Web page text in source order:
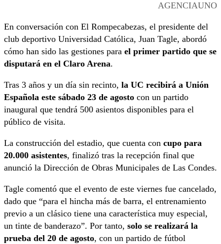
AGENCIAUNO
En conversación con El Rompecabezas, el presidente del
club deportivo Universidad Católica, Juan Tagle, abordó
cómo han sido las gestiones para el primer partido que se
disputará en el Claro Arena.
Tras 3 años y un día sin recinto, la UC recibirá a Unión
Española este sábado 23 de agosto con un partido
inaugural que tendrá 500 asientos disponibles para el
público de visita.
La construcción del estadio, que cuenta con cupo para
20.000 asistentes, finalizó tras la recepción final que
anunció la Dirección de Obras Municipales de Las Condes.
Tagle comentó que el evento de este viernes fue cancelado,
dado que “para el hincha más de barra, el entrenamiento
previo a un clásico tiene una característica muy especial,
un tinte de banderazo”. Por tanto, solo se realizará la
prueba del 20 de agosto, con un partido de fútbol